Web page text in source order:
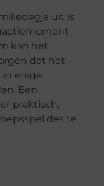
uit is
kan het
dat het
in enige
Een
praktisch,
des te